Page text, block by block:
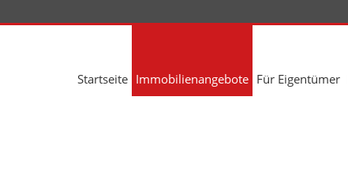
Startseite Immobilienangebote Für Eigentümer